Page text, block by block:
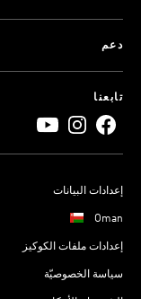
دعم
تابعنا
إعدادات البيانات
Oman
إعدادات ملفات الكوكيز
سياسة الخصوصيّة